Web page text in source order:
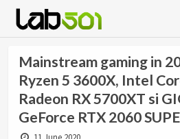
Mainstream gaming in
Ryzen 5 3600X, Intel
Radeon RX 5700XT si
GeForce RTX 2060